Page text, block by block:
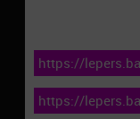
https://
https://